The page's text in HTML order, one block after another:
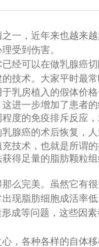
一，近年来也越来
受到伤害。
经可以在做乳腺癌
技术。 大家平时最
乳房植入的假体价
进一步增加了患者的
度的免疫排斥反应
腺癌的术后恢复，
技术，也就是所谓的
得足量的脂肪颗粒
么完美。虽然它有
现脂肪细胞成活率
成等问题，这些因素
，各种各样的自体